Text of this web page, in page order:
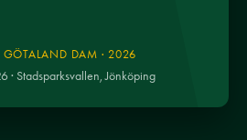
DAM · 2026
· Stadsparksvallen, Jönköping